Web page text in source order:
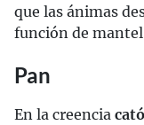
que las ánimas
función de
Pan
En la creencia